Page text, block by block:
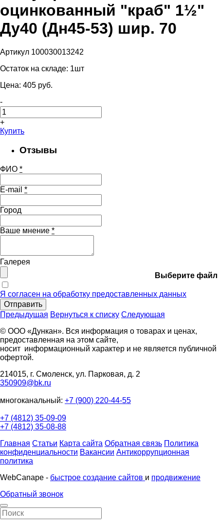
оцинкованный "краб" 1½"
Ду40 (Дн45-53) шир. 70
Артикул 100030013242
Остаток на складе: 1шт
Цена: 405 pуб.
-
+
Купить
Отзывы
ФИО *
E-mail *
Город
Ваше мнение *
Галерея
Выберите файл
Я согласен на обработку предоставленных данных
Отправить
Предыдущая Вернуться к списку Следующая
© ООО «Дункан». Вся информация о товарах и ценах,
предоставленная на этом сайте,
носит информационный характер и не является публичной
офертой.
214015, г. Смоленск, ул. Парковая, д. 2
350909@bk.ru
многоканальный: +7 (900) 220-44-55
+7 (4812) 35-09-09
+7 (4812) 35-08-88
Главная Статьи Карта сайта Обратная связь Политика
конфиденциальности Вакансии Антикоррупционная
политика
WebCanape - быстрое создание сайтов и продвижение
Обратный звонок